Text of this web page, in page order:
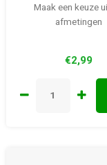
Maak een keuze
afmetingen
€2,99